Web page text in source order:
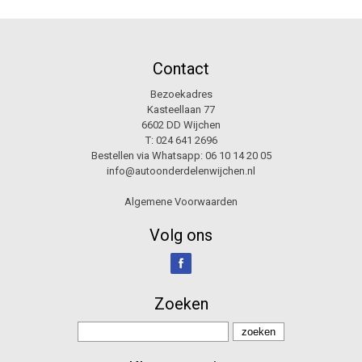
Contact
Bezoekadres
Kasteellaan 77
6602 DD Wijchen
T: 024 641 2696
Bestellen via Whatsapp: 06 10 14 20 05
info@autoonderdelenwijchen.nl
Algemene Voorwaarden
Volg ons
Zoeken